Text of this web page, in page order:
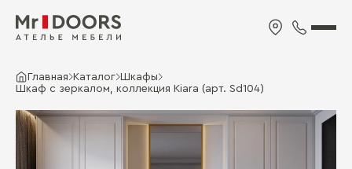
Главная Каталог Шкафы
Шкаф с зеркалом, коллекция Kiara (арт. Sd104)